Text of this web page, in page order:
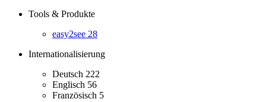
Tools & Produkte
easy2see 28
Internationalisierung
Deutsch 222
Englisch 56
Französisch 5